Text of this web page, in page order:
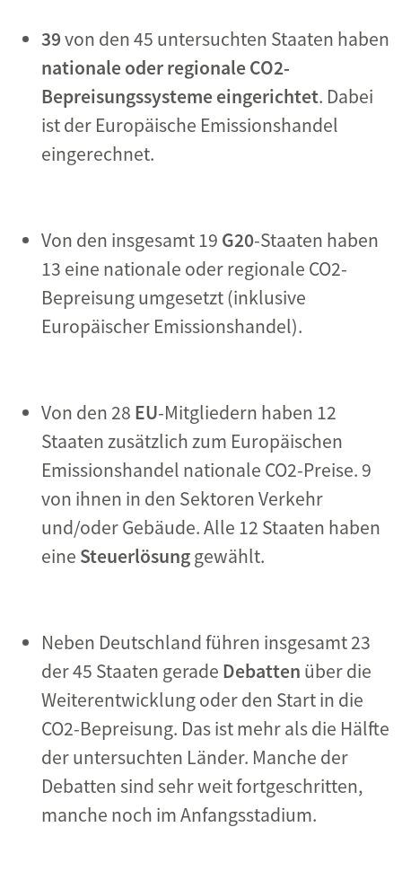
39von den 45 untersuchten Staaten haben
nationale oder regionale CO2-
Bepreisungssysteme eingerichtet. Dabei
ist der Europäische Emissionshandel
eingerechnet.
Von den insgesamt 19 G20-Staaten haben
13 eine nationale oder regionale CO2-
Bepreisung umgesetzt (inklusive
Europäischer Emissionshandel).
Von den 28 EU-Mitgliedern haben 12
Staaten zusätzlich zum Europäischen
Emissionshandel nationale CO2-Preise. 9
von ihnen in den Sektoren Verkehr
und/oder Gebäude. Alle 12 Staaten haben
eine Steuerlösunggewählt.
Neben Deutschland führen insgesamt 23
der 45 Staaten gerade Debatten über die
Weiterentwicklung oder den Start in die
CO2-Bepreisung. Das ist mehr als die Hälfte
der untersuchten Länder. Manche der
Debatten sind sehr weit fortgeschritten,
manche noch im Anfangsstadium.